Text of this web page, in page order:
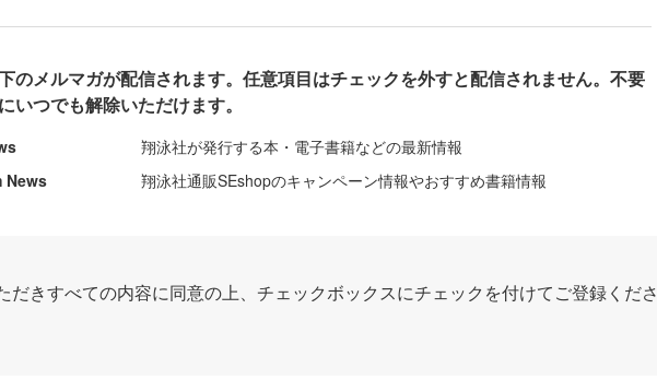
のメルマガが配信されます。任意項目はチェックを外すと配信されません。不要
いつでも解除いただけます。
翔泳社が発行する本・電子書籍などの最新情報
News
翔泳社通販SEshopのキャンペーン情報やおすすめ書籍情報
だきすべての内容に同意の上、チェックボックスにチェックを付けてご登録くださ